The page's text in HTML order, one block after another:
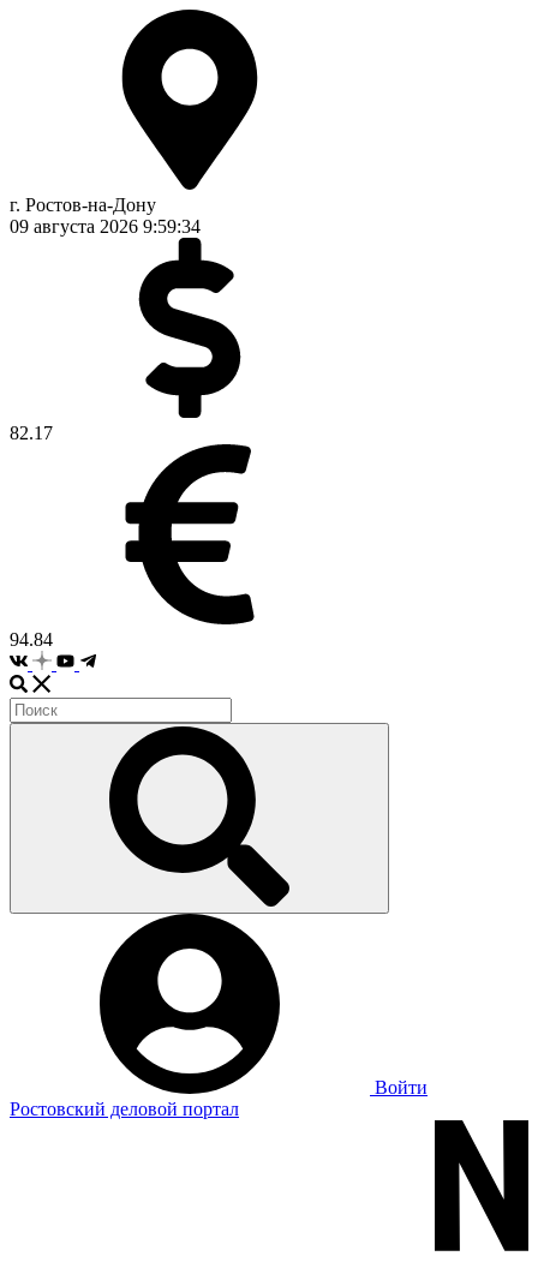
г. Ростов-на-Дону
09 августа 2026 9:59:34
82.17
94.84
Войти
Ростовский деловой портал